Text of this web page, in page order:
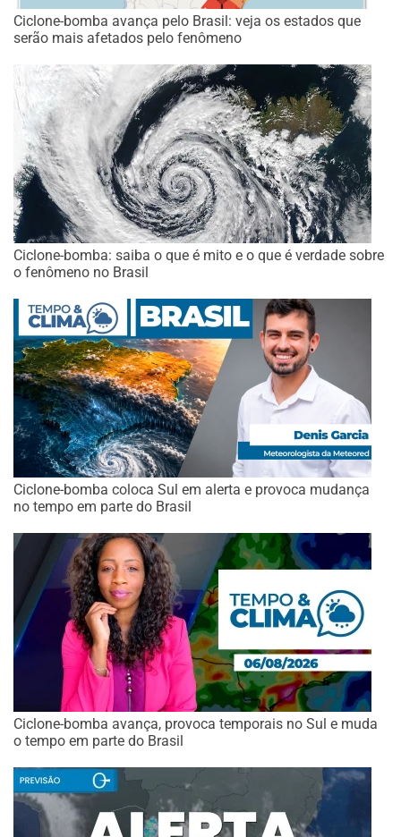
Ciclone-bomba avança pelo Brasil: veja os estados que
serão mais afetados pelo fenômeno
Ciclone-bomba: saiba o que é mito e o que é verdade sobre
o fenômeno no Brasil
Ciclone-bomba coloca Sul em alerta e provoca mudança
no tempo em parte do Brasil
Ciclone-bomba avança, provoca temporais no Sul e muda
o tempo em parte do Brasil